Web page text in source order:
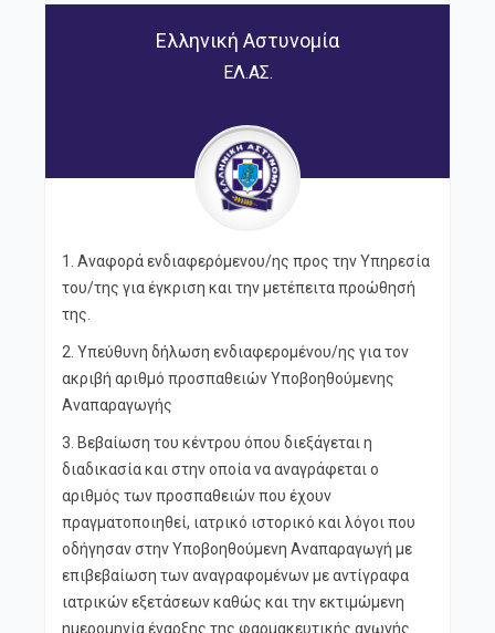
Ελληνική Αστυνομία
ΕΛ.ΑΣ.
1. Αναφορά ενδιαφερόμενου/ης προς την Υπηρεσία
του/της για έγκριση και την μετέπειτα προώθησή
της.
2. Υπεύθυνη δήλωση ενδιαφερομένου/ης για τον
ακριβή αριθμό προσπαθειών Υποβοηθούμενης
Αναπαραγωγής
3. Βεβαίωση του κέντρου όπου διεξάγεται η
διαδικασία και στην οποία να αναγράφεται ο
αριθμός των προσπαθειών που έχουν
πραγματοποιηθεί, ιατρικό ιστορικό και λόγοι που
οδήγησαν στην Υποβοηθούμενη Αναπαραγωγή με
επιβεβαίωση των αναγραφομένων με αντίγραφα
ιατρικών εξετάσεων καθώς και την εκτιμώμενη
ημερομηνία έναρξης της φαρμακευτικής αγωγής